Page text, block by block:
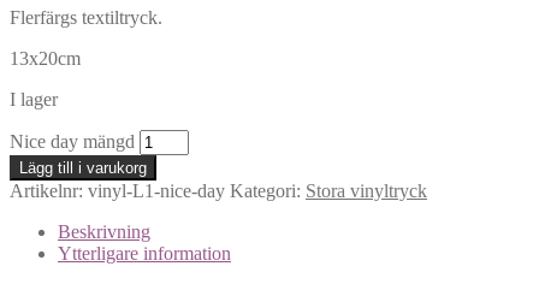
Flerfärgs textiltryck.
13x20cm
I lager
Nice day mängd
Lägg till i varukorg
Artikelnr: vinyl-L1-nice-day Kategori: Stora vinyltryck
Beskrivning
Ytterligare information